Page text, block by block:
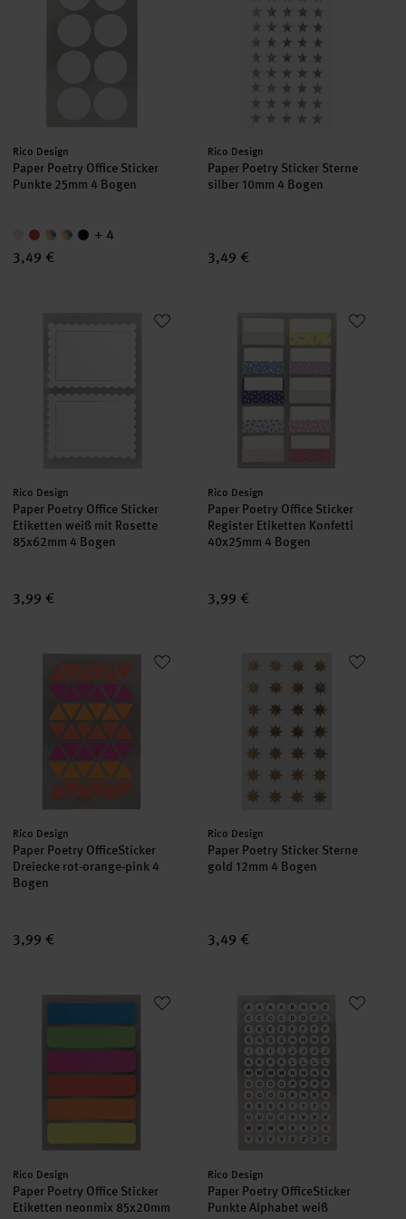
Hersteller:
Rico Design
Paper Poetry Office Sticker
Punkte 25mm 4 Bogen
+ 4
3,49 €
Hersteller:
Rico Design
Paper Poetry Sticker Sterne
silber 10mm 4 Bogen
3,49 €
Paper Poetry Office Sticker Etiketten weiß mit Rosette
Hersteller:
Rico Design
Paper Poetry Office Sticker
Etiketten weiß mit Rosette
85x62mm 4 Bogen
3,99 €
Paper Poetry Office Sticker
Hersteller:
Rico Design
Paper Poetry Office Sticker
Register Etiketten Konfetti
40x25mm 4 Bogen
3,99 €
Paper Poetry OfficeSticker Dreiecke rot-orange-pink 4 Bogen
Hersteller:
Rico Design
Paper Poetry OfficeSticker
Dreiecke rot-orange-pink 4
Bogen
3,99 €
Paper Poetry Sticker Sterne
Hersteller:
Rico Design
Paper Poetry Sticker Sterne
gold 12mm 4 Bogen
3,49 €
Paper Poetry Office Sticker Etiketten neonmix 85x20mm 4
Hersteller:
Rico Design
Paper Poetry Office Sticker
Etiketten neonmix 85x20mm
Paper Poetry OfficeSticker
Hersteller:
Rico Design
Paper Poetry OfficeSticker
Punkte Alphabet weiß